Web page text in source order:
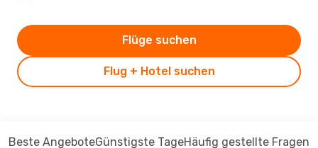
Flug + Hotel suchen
Flüge suchen
Beste AngeboteGünstigste TageHäufig gestellte Fragen